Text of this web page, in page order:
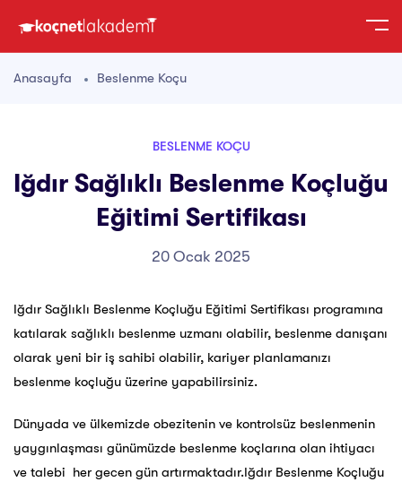
Anasayfa Beslenme Koçu
BESLENME KOÇU
Iğdır Sağlıklı Beslenme Koçluğu
Eğitimi Sertifikası
20 Ocak 2025
Iğdır Sağlıklı Beslenme Koçluğu Eğitimi Sertifikası programına
katılarak sağlıklı beslenme uzmanı olabilir, beslenme danışanı
olarak yeni bir iş sahibi olabilir, kariyer planlamanızı
beslenme koçluğu üzerine yapabilirsiniz.
Dünyada ve ülkemizde obezitenin ve kontrolsüz beslenmenin
yaygınlaşması günümüzde beslenme koçlarına olan ihtiyacı
ve talebi her gecen gün artırmaktadır.Iğdır Beslenme Koçluğu